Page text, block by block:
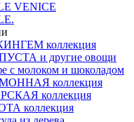
VENICE
коллекция
и другие овощи
с молоком и шоколадом
коллекция
коллекция
коллекция